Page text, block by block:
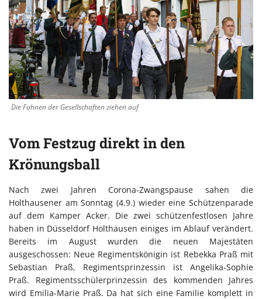
Die Fahnen der Gesellschaften ziehen auf
Vom Festzug direkt in den
Krönungsball
Nach zwei Jahren Corona-Zwangspause sahen die
Holthausener am Sonntag (4.9.) wieder eine Schützenparade
auf dem Kamper Acker. Die zwei schützenfestlosen Jahre
haben in Düsseldorf Holthausen einiges im Ablauf verändert.
Bereits im August wurden die neuen Majestäten
ausgeschossen: Neue Regimentskönigin ist Rebekka Praß mit
Sebastian Praß, Regimentsprinzessin ist Angelika-Sophie
Praß. Regimentsschülerprinzessin des kommenden Jahres
wird Emilia-Marie Praß. Da hat sich eine Familie komplett in